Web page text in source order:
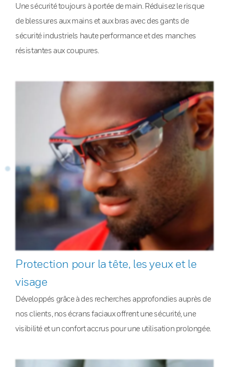
Une sécurité toujours à portée de main. Réduisez le risque
de blessures aux mains et aux bras avec des gants de
sécurité industriels haute performance et des manches
résistantes aux coupures.
Protection pour la tête, les yeux et le
visage
Développés grâce à des recherches approfondies auprès de
nos clients, nos écrans faciaux offrent une sécurité, une
visibilité et un confort accrus pour une utilisation prolongée.